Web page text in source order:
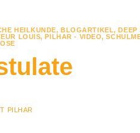
HEILKUNDE,BLOGARTIKEL,DEEP
LOUIS,PILHAR - VIDEO,
PILHAR